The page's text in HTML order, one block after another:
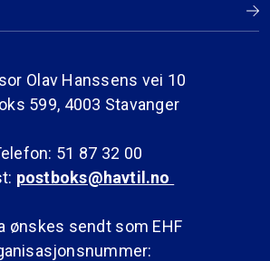
Olav Hanssens vei 10
599, 4003 Stavanger
51 87 32 00
postboks@havtil.no
ønskes sendt som EHF